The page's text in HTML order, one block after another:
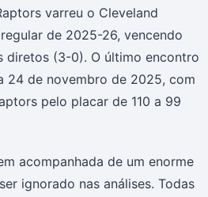
varreu o Cleveland
de 2025-26, vencendo
(3-0). O último encontro
24 de novembro de 2025, com
pelo placar de 110 a 99
acompanhada de um enorme
ignorado nas análises. Todas